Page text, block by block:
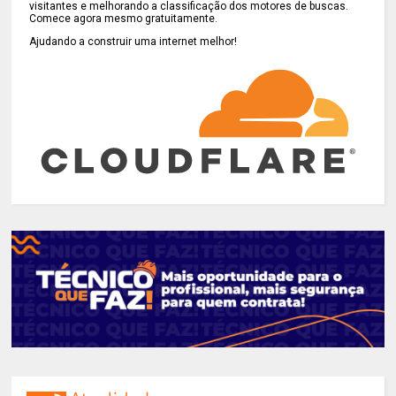
visitantes e melhorando a classificação dos motores de buscas.
Comece agora mesmo gratuitamente.
Ajudando a construir uma internet melhor!